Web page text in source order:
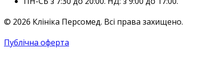
© 2026 Клініка Персомед. Всі права захищено.
Публічна оферта